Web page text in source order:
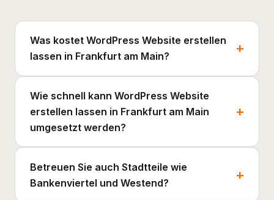
Was kostet WordPress Website erstellen
lassen in Frankfurt am Main?
Wie schnell kann WordPress Website
erstellen lassen in Frankfurt am Main
umgesetzt werden?
Betreuen Sie auch Stadtteile wie
Bankenviertel und Westend?